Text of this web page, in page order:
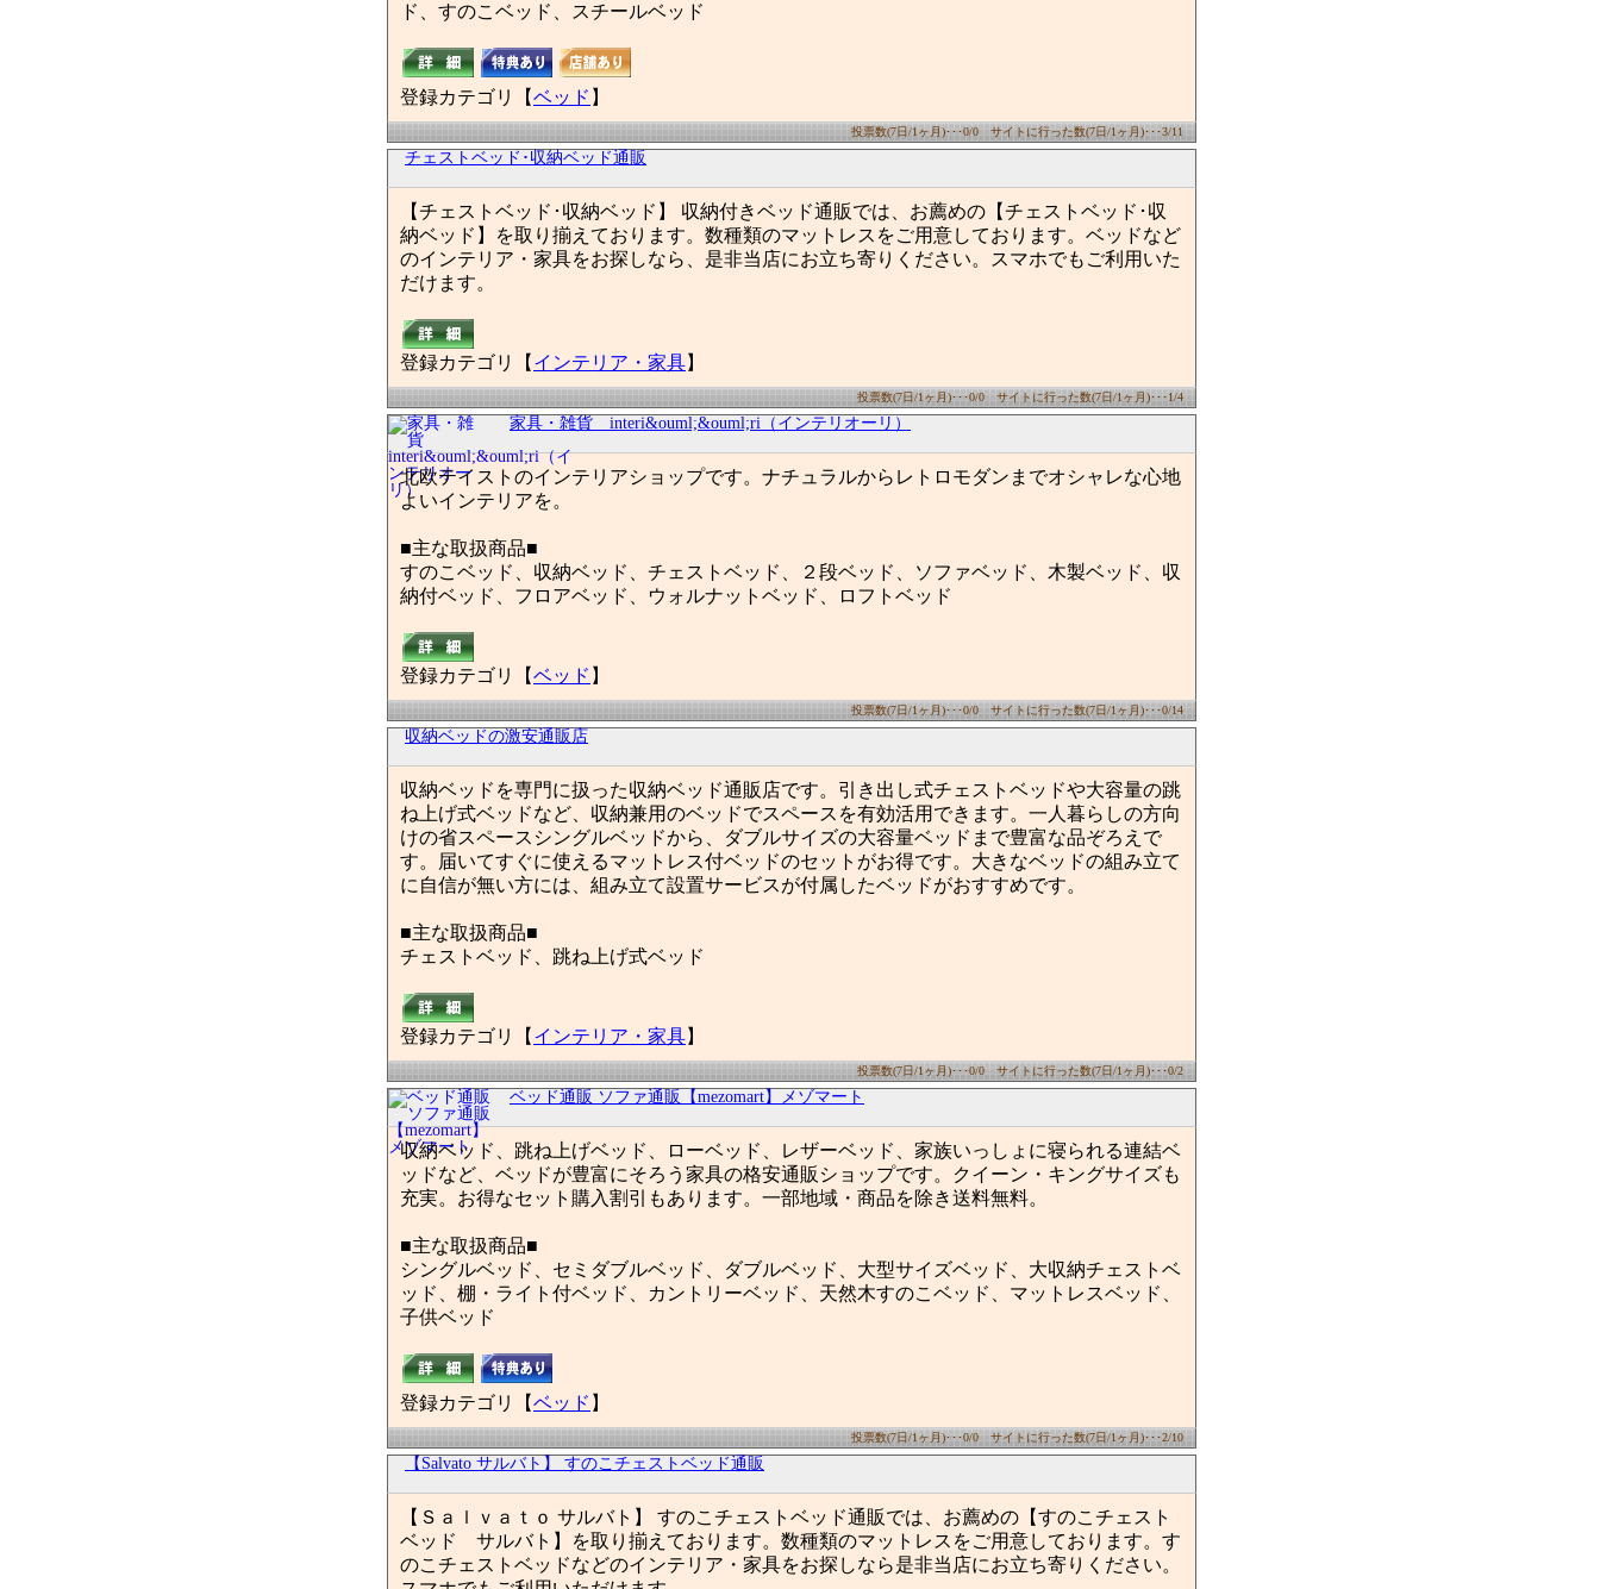
ド、すのこベッド、スチールベッド
登録カテゴリ【ベッド 】
投票数(7日/1ヶ月)･･･0/0 サイトに行った数(7日/1ヶ月)･･･3/11
チェストベッド･収納ベッド通販
【チェストベッド･収納ベッド】 収納付きベッド通販では、お薦めの【チェストベッド･収
納ベッド】を取り揃えております。数種類のマットレスをご用意しております。ベッドなど
のインテリア・家具をお探しなら、是非当店にお立ち寄りください。スマホでもご利用いた
だけます。
登録カテゴリ【 インテリア・家具】
投票数(7日/1ヶ月)･･･0/0 サイトに行った数(7日/1ヶ月)･･･1/4
家具・雑貨 interi&ouml;&ouml;ri（インテリオーリ）
北欧テイストのインテリアショップです。ナチュラルからレトロモダンまでオシャレな心地
よいインテリアを。
■主な取扱商品■
すのこベッド、収納ベッド、チェストベッド、２段ベッド、ソファベッド、木製ベッド、収
納付ベッド、フロアベッド、ウォルナットベッド、ロフトベッド
登録カテゴリ【ベッド 】
投票数(7日/1ヶ月)･･･0/0 サイトに行った数(7日/1ヶ月)･･･0/14
収納ベッドの激安通販店
収納ベッドを専門に扱った収納ベッド通販店です。引き出し式チェストベッドや大容量の跳
ね上げ式ベッドなど、収納兼用のベッドでスペースを有効活用できます。一人暮らしの方向
けの省スペースシングルベッドから、ダブルサイズの大容量ベッドまで豊富な品ぞろえで
す。届いてすぐに使えるマットレス付ベッドのセットがお得です。大きなベッドの組み立て
に自信が無い方には、組み立て設置サービスが付属したベッドがおすすめです。
■主な取扱商品■
チェストベッド、跳ね上げ式ベッド
登録カテゴリ【 インテリア・家具】
投票数(7日/1ヶ月)･･･0/0 サイトに行った数(7日/1ヶ月)･･･0/2
ベッド通販 ソファ通販【mezomart】メゾマート
収納ベッド、跳ね上げベッド、ローベッド、レザーベッド、家族いっしょに寝られる連結ベ
ッドなど、ベッドが豊富にそろう家具の格安通販ショップです。クイーン・キングサイズも
充実。お得なセット購入割引もあります。一部地域・商品を除き送料無料。
■主な取扱商品■
シングルベッド、セミダブルベッド、ダブルベッド、大型サイズベッド、大収納チェストベ
ッド、棚・ライト付ベッド、カントリーベッド、天然木すのこベッド、マットレスベッド、
子供ベッド
登録カテゴリ【ベッド 】
投票数(7日/1ヶ月)･･･0/0 サイトに行った数(7日/1ヶ月)･･･2/10
【Salvato サルバト】 すのこチェストベッド通販
【Ｓａｌｖａｔｏ サルバト】 すのこチェストベッド通販では、お薦めの【すのこチェスト
ベッド サルバト】を取り揃えております。数種類のマットレスをご用意しております。す
のこチェストベッドなどのインテリア・家具をお探しなら是非当店にお立ち寄りください。